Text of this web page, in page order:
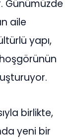
Günümüzde
aile
yapı,
birlikte,
yeni bir